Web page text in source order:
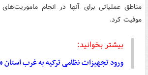
مناطق عملیاتی برای آنها در انجام
موفیت کرد.
بیشتر بخوانید:
ورود تجهیزات نظامی ترکیه به غرب استان